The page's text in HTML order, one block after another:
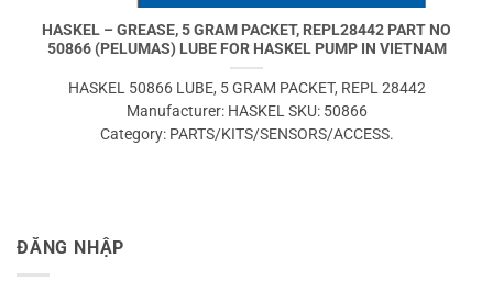
HASKEL – GREASE, 5 GRAM PACKET, REPL28442 PART NO
50866 (PELUMAS) LUBE FOR HASKEL PUMP IN VIETNAM
HASKEL 50866 LUBE, 5 GRAM PACKET, REPL 28442
Manufacturer: HASKEL SKU: 50866
Category: PARTS/KITS/SENSORS/ACCESS.
ĐĂNG NHẬP